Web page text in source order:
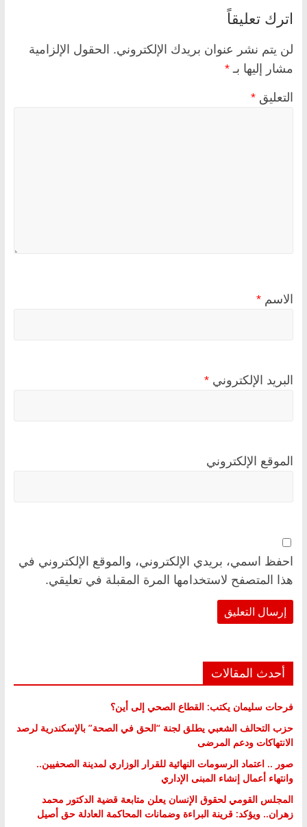
اترك تعليقاً
لن يتم نشر عنوان بريدك الإلكتروني. الحقول الإلزامية
مشار إليها بـ *
التعليق *
الاسم *
البريد الإلكتروني *
الموقع الإلكتروني
احفظ اسمي، بريدي الإلكتروني، والموقع الإلكتروني في
هذا المتصفح لاستخدامها المرة المقبلة في تعليقي.
أحدث المقالات
فرحات سليمان يكتب: القطاع الصحي إلى أين؟
حزب التحالف الشعبي يطلق لجنة “الحق في الصحة” بالإسكندرية لرصد
الانتهاكات ودعم المرضى
صور .. اعتماد الرسومات النهائية للقرار الوزاري لمدينة الصحفيين..
وانتهاء أعمال إنشاء المبنى الإداري
المجلس القومي لحقوق الإنسان يعلن متابعة قضية الدكتور محمد
زهران.. ويؤكد: قرينة البراءة وضمانات المحاكمة العادلة حق أصيل